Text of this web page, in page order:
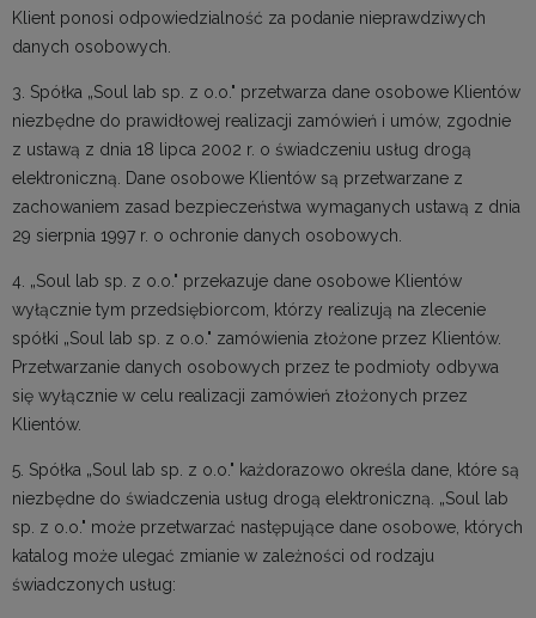
Klient ponosi odpowiedzialność za podanie nieprawdziwych
danych osobowych.
3. Spółka „Soul lab sp. z o.o." przetwarza dane osobowe Klientów
niezbędne do prawidłowej realizacji zamówień i umów, zgodnie
z ustawą z dnia 18 lipca 2002 r. o świadczeniu usług drogą
elektroniczną. Dane osobowe Klientów są przetwarzane z
zachowaniem zasad bezpieczeństwa wymaganych ustawą z dnia
29 sierpnia 1997 r. o ochronie danych osobowych.
4. „Soul lab sp. z o.o." przekazuje dane osobowe Klientów
wyłącznie tym przedsiębiorcom, którzy realizują na zlecenie
spółki „Soul lab sp. z o.o." zamówienia złożone przez Klientów.
Przetwarzanie danych osobowych przez te podmioty odbywa
się wyłącznie w celu realizacji zamówień złożonych przez
Klientów.
5. Spółka „Soul lab sp. z o.o." każdorazowo określa dane, które są
niezbędne do świadczenia usług drogą elektroniczną. „Soul lab
sp. z o.o." może przetwarzać następujące dane osobowe, których
katalog może ulegać zmianie w zależności od rodzaju
świadczonych usług: